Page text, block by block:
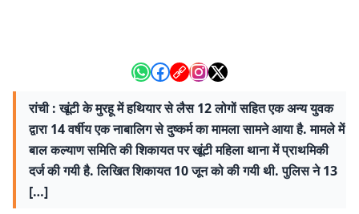
रांची : खूंटी के मुरहू में हथियार से लैस 12 लोगों सहित एक अन्य युवक
द्वारा 14 वर्षीय एक नाबालिग से दुष्कर्म का मामला सामने आया है. मामले में
बाल कल्याण समिति की शिकायत पर खूंटी महिला थाना में प्राथमिकी
दर्ज की गयी है. लिखित शिकायत 10 जून को की गयी थी. पुलिस ने 13
[…]